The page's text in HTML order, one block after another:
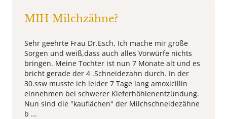
MIH Milchzähne?
Sehr geehrte Frau Dr.Esch, Ich mache mir große
Sorgen und weiß,dass auch alles Vorwürfe nichts
bringen. Meine Tochter ist nun 7 Monate alt und es
bricht gerade der 4 .Schneidezahn durch. In der
30.ssw musste ich leider 7 Tage lang amoxicillin
einnehmen bei schwerer Kieferhöhlenentzündung.
Nun sind die "kauflächen" der Milchschneidezähne
b ...